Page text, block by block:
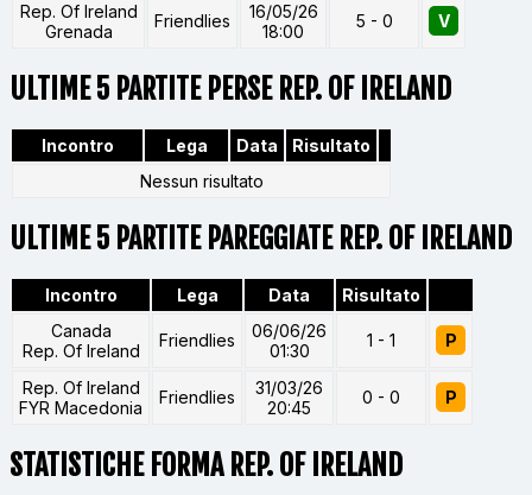
Rep. Of Ireland
Grenada
Friendlies
16/05/26
18:00
5 - 0 V
ULTIME 5 PARTITE PERSE REP. OF IRELAND
Incontro Lega Data
Risultato
Nessun risultato
ULTIME 5 PARTITE PAREGGIATE REP. OF IRELAND
Incontro Lega Data
Risultato
Canada
Rep. Of Ireland
Friendlies
06/06/26
01:30
1 - 1 P
Rep. Of Ireland
FYR Macedonia
Friendlies
31/03/26
20:45
0 - 0 P
STATISTICHE FORMA REP. OF IRELAND